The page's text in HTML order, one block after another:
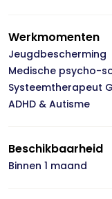
Werkmomenten
Jeugdbescherming
Medische psycho-
Systeemtherapeut
ADHD & Autisme
Beschikbaarheid
Binnen 1 maand